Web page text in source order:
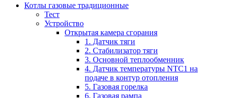
Котлы газовые традиционные
Тест
Устройство
Открытая камера сгорания
1. Датчик тяги
2. Стабилизатор тяги
3. Основной теплообменник
4. Датчик температуры NTC1 на
подаче в контур отопления
5. Газовая горелка
6. Газовая рампа